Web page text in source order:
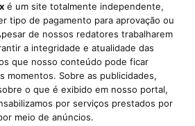
é um site totalmente independente,
tipo de pagamento para aprovação ou
de nossos redatores trabalharem
a integridade e atualidade das
que nosso conteúdo pode ficar
momentos. Sobre as publicidades,
o que é exibido em nosso portal,
por serviços prestados por
meio de anúncios.